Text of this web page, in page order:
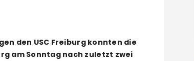
den USC Freiburg konnten die
am Sonntag nach zuletzt zwei